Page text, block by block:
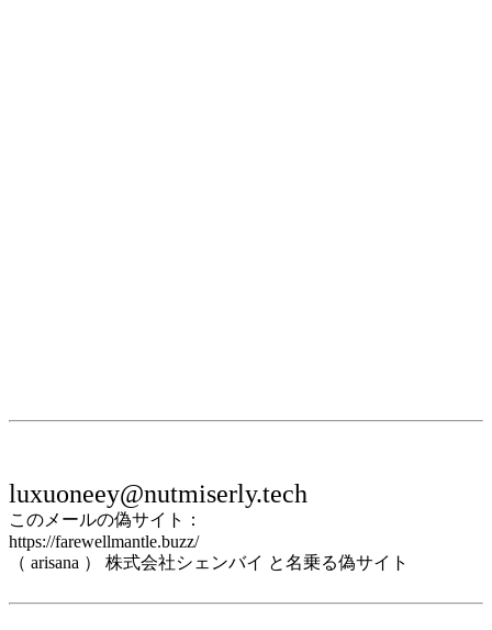
luxuoneey@nutmiserly.tech
このメールの偽サイト：
https://farewellmantle.buzz/
（ arisana ） 株式会社シェンバイ と名乗る偽サイト